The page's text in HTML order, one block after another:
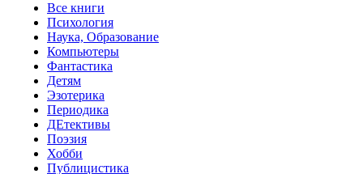
Все книги
Психология
Наука, Образование
Компьютеры
Фантастика
Детям
Эзотерика
Периодика
ДЕтективы
Поэзия
Хобби
Публицистика